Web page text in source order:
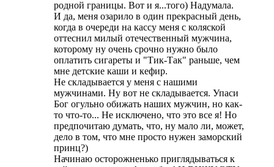
родной границы. Вот и я...того) Надумала.
И да, меня озарило в один прекрасный день,
когда в очереди на кассу меня с коляской
оттеснил милый отечественный мужчина,
которому ну очень срочно нужно было
оплатить сигареты и "Тик-Так" раньше, чем
мне детские каши и кефир.
Не складывается у меня с нашими
мужчинами. Ну вот не складывается. Упаси
Бог огульно обижать наших мужчин, но как-
то что-то... Не исключено, что это все я! Но
предпочитаю думать, что, ну мало ли, может,
дело в том, что мне просто нужен заморский
принц?)
Начинаю осторожненько приглядываться к